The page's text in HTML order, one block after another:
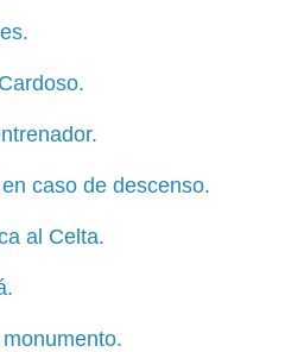
caso de descenso.
al Celta.